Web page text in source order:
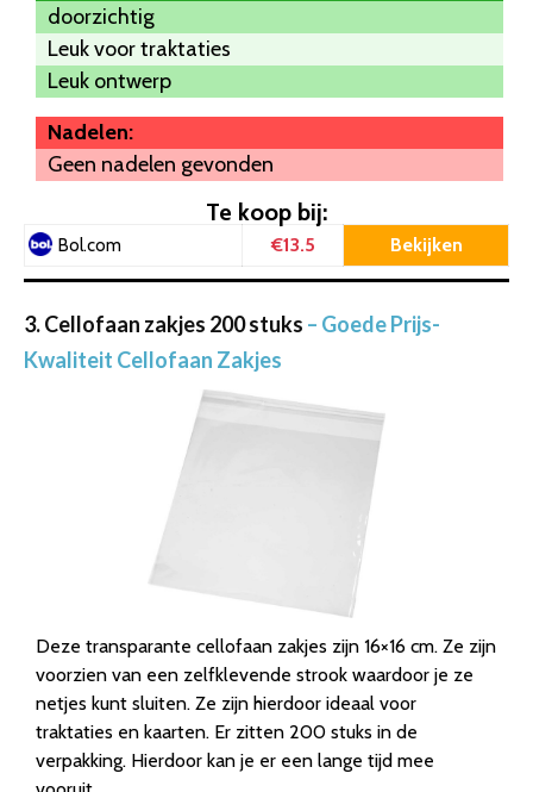
doorzichtig
Leuk voor traktaties
Leuk ontwerp
Nadelen:
Geen nadelen gevonden
Te koop bij:
Bol.com €13.5 Bekijken
3. Cellofaan zakjes 200 stuks – Goede Prijs-
Kwaliteit Cellofaan Zakjes
Deze transparante cellofaan zakjes zijn 16×16 cm. Ze zijn
voorzien van een zelfklevende strook waardoor je ze
netjes kunt sluiten. Ze zijn hierdoor ideaal voor
traktaties en kaarten. Er zitten 200 stuks in de
verpakking. Hierdoor kan je er een lange tijd mee